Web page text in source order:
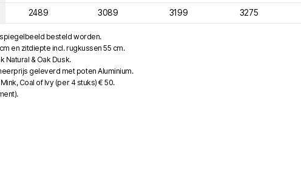
2489 3089 3199 3275
besteld worden.
en zitdiepte incl. rugkussen 55 cm.
Natural & Oak Dusk.
geleverd met poten Aluminium.
Coal of Ivy (per 4 stuks) € 50.